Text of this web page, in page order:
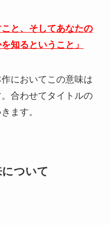
こと、そしてあなたの
知るということ」
においてこの意味は
合わせてタイトルの
ます。
ついて